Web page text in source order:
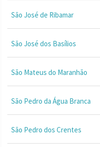
São José de Ribamar
São José dos Basílios
São Mateus do Maranhão
São Pedro da Água Branca
São Pedro dos Crentes